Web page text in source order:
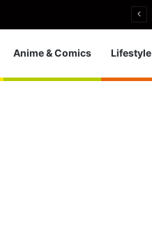
Mix)
Anime & Comics Lifestyle